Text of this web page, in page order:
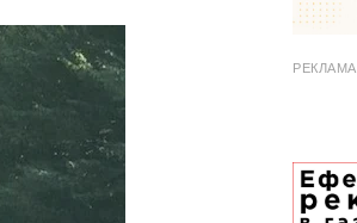
РЕКЛАМА